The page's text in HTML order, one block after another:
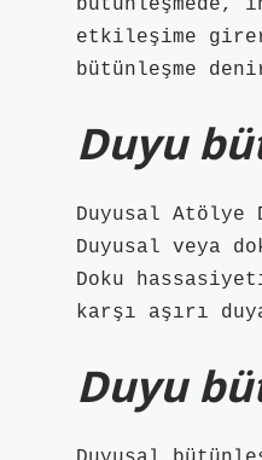
etkileşime
bütünleşme
Duyu
Duyusal Atölye
Duyusal veya
Doku
karşı aşırı
Duyu